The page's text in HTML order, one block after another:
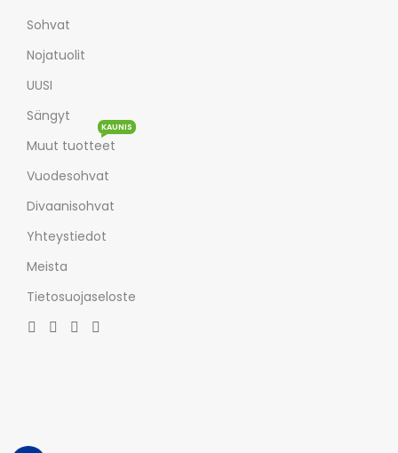
Sohvat
Nojatuolit
UUSI
Sängyt
Muut tuotteet
KAUNIS
Vuodesohvat
Divaanisohvat
Yhteystiedot
Meista
Tietosuojaseloste